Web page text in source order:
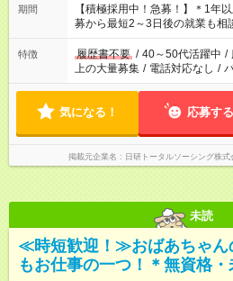
たくない」 など、ご希望を教えてくださ
の方へ 今ご覧のお仕事で希望す
の勤務時間。 合計で週40時間
期間
【積極採用中！急募！】＊1年
募から最短2～3日後の就業も相
特徴 履歴書不要 / 40～50代活躍中 /
上の大量募集 / 電話対応なし /
気になる！ 応募する
掲載元企業名 日研トータルソーシング株
未読
≪時短歓迎！≫おばあちゃん
もお仕事の一つ！＊無資格